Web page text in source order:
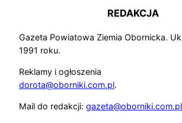
REDAKCJA
Gazeta Powiatowa Ziemia Obornicka.
1991 roku.
Reklamy i ogłoszenia
dorota@oborniki.com.pl.
Mail do redakcji: gazeta@oborniki.com.pl